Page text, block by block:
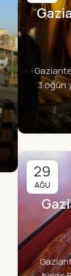
3 öğün
29
AĞU